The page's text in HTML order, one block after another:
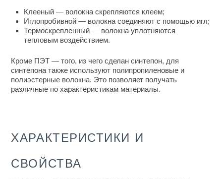
Клееный — волокна скрепляются клеем;
Иглопробивной — волокна соединяют с помощью игл;
Термоскрепленный — волокна уплотняются
тепловым воздействием.
Кроме ПЭТ — того, из чего сделан синтепон, для
синтепона также используют полипропиленовые и
полиэстерные волокна. Это позволяет получать
различные по характеристикам материалы.
ХАРАКТЕРИСТИКИ И
СВОЙСТВА